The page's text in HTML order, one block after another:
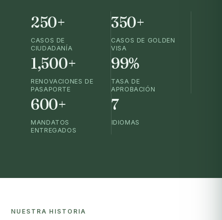
250+
CASOS DE
CIUDADANÍA
350+
CASOS DE GOLDEN
VISA
1,500+
RENOVACIONES DE
PASAPORTE
99%
TASA DE
APROBACIÓN
600+
MANDATOS
ENTREGADOS
7
IDIOMAS
NUESTRA HISTORIA